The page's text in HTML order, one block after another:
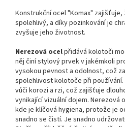
Konstrukční ocel "Komax"
spolehlivý, a díky pozinkování je
zvyšuje jeho životnost.
Nerezová ocelpřidává kolotoči
něj činí stylový prvek v jakémkoli
vysokou pevnost a odolnost, což
spolehlivost kolotoče při
vůči korozi a rzi, což zajišťuje
vynikající vizuální dojem.
kde je klíčová hygiena, protože je
snadno se čistí. Je snadno